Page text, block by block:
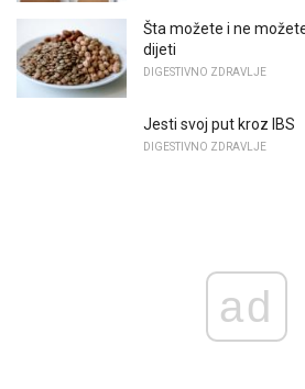
Šta možete i ne
dijeti
DIGESTIVNO ZDRAVLJE
Jesti svoj put kroz IBS
DIGESTIVNO ZDRAVLJE
ad